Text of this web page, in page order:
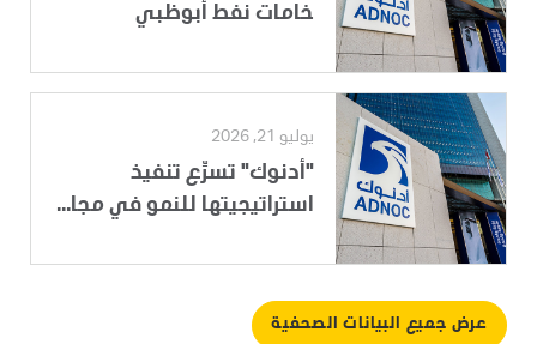
خامات نفط أبوظبي
يوليو 21, 2026
"أدنوك" تسرِّع تنفيذ
استراتيجيتها للنمو في مجا...
عرض جميع البيانات الصحفية